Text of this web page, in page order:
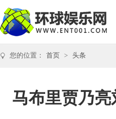
您的位置： 首页 > 头条
马布里贾乃